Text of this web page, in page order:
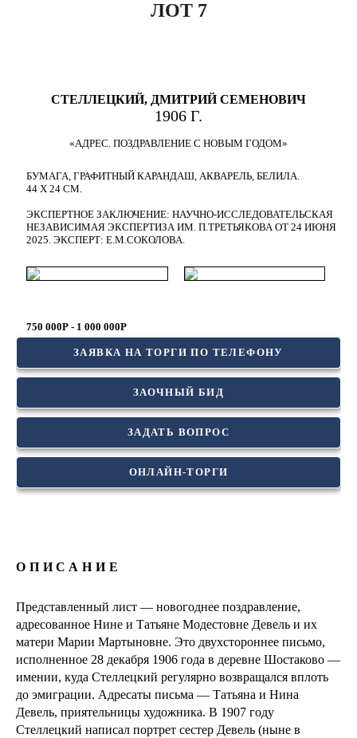
ЛОТ 7
СТЕЛЛЕЦКИЙ, ДМИТРИЙ СЕМЕНОВИЧ
1906 Г.
«АДРЕС. ПОЗДРАВЛЕНИЕ С НОВЫМ ГОДОМ»
БУМАГА, ГРАФИТНЫЙ КАРАНДАШ, АКВАРЕЛЬ, БЕЛИЛА.
44 Х 24 СМ.
ЭКСПЕРТНОЕ ЗАКЛЮЧЕНИЕ: НАУЧНО-ИССЛЕДОВАТЕЛЬСКАЯ
НЕЗАВИСИМАЯ ЭКСПЕРТИЗА ИМ. П.ТРЕТЬЯКОВА ОТ 24 ИЮНЯ
2025. ЭКСПЕРТ: Е.М.СОКОЛОВА.
750 000Р - 1 000 000Р
ЗАЯВКА НА ТОРГИ ПО ТЕЛЕФОНУ
ЗАОЧНЫЙ БИД
ЗАДАТЬ ВОПРОС
ОНЛАЙН-ТОРГИ
ОПИСАНИЕ
Представленный лист — новогоднее поздравление,
адресованное Нине и Татьяне Модестовне Девель и их
матери Марии Мартыновне. Это двухстороннее письмо,
исполненное 28 декабря 1906 года в деревне Шостаково —
имении, куда Стеллецкий регулярно возвращался вплоть
до эмиграции. Адресаты письма — Татьяна и Нина
Девель, приятельницы художника. В 1907 году
Стеллецкий написал портрет сестер Девель (ныне в